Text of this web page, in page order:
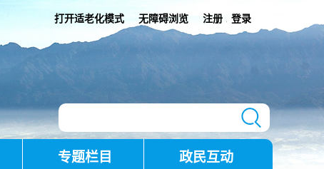
打开适老化模式 无障碍浏览 注册 登录
专题栏目 政民互动